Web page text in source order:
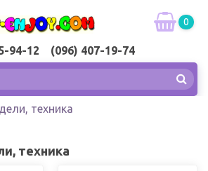
94-12 (096) 407-19-74
0
техника
техника